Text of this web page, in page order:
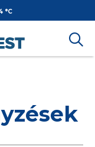
°C